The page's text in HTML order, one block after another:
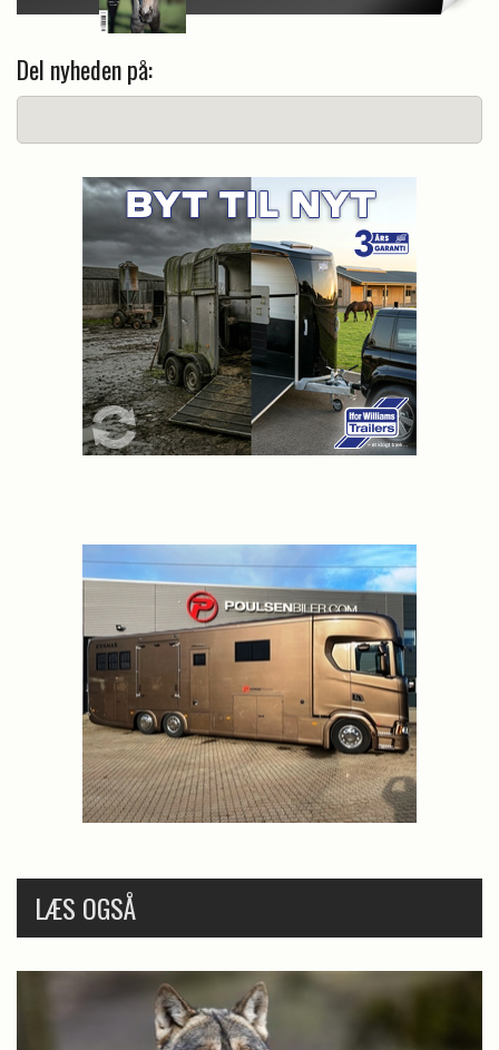
Del nyheden på:
LÆS OGSÅ